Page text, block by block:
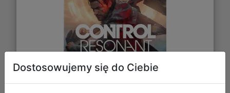
Dostosowujemy się do Ciebie